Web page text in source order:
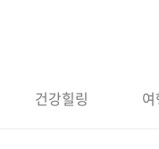
건강힐링